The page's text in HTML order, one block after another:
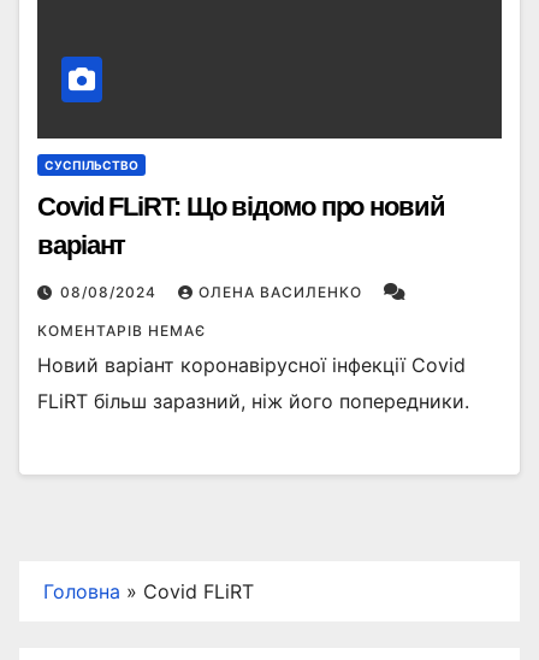
СУСПІЛЬСТВО
Covid FLiRT: Що відомо про новий
варіант
08/08/2024 ОЛЕНА ВАСИЛЕНКО
КОМЕНТАРІВ НЕМАЄ
Новий варіант коронавірусної інфекції Covid
FLiRT більш заразний, ніж його попередники.
Головна » Covid FLiRT